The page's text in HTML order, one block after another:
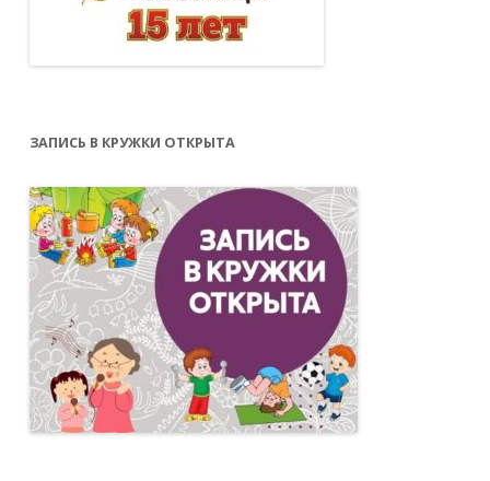
ЗАПИСЬ В КРУЖКИ ОТКРЫТА